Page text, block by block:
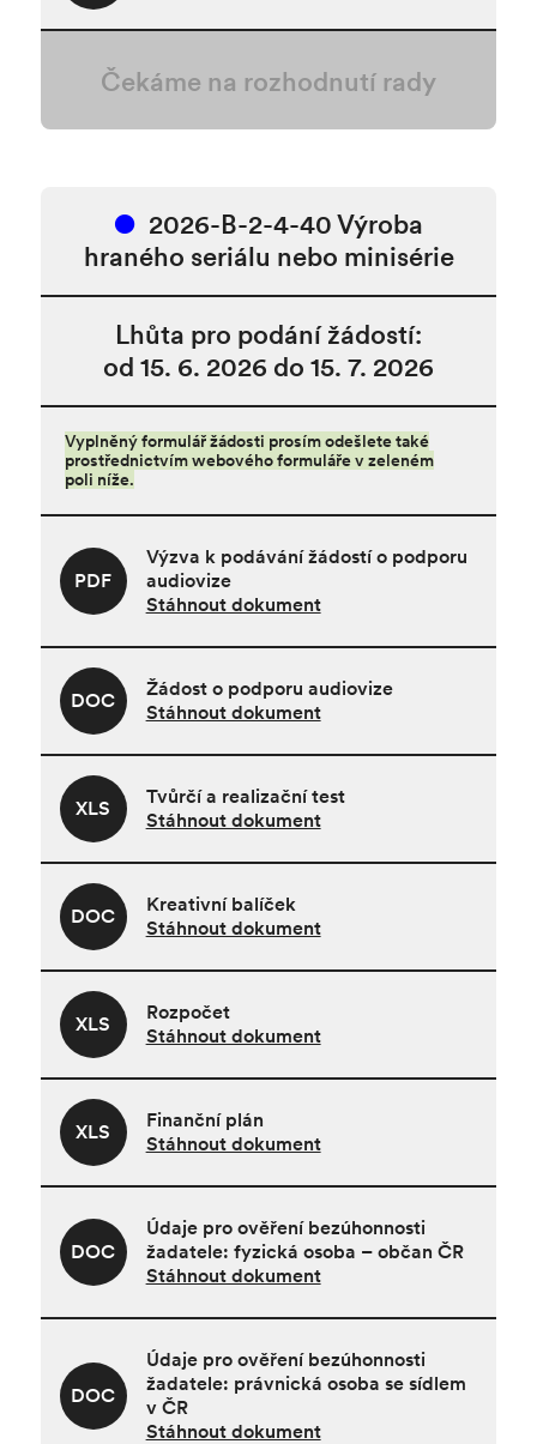
Čekáme na rozhodnutí rady
2026-B-2-4-40 Výroba
hraného seriálu nebo minisérie
Lhůta pro podání žádostí:
od 15. 6. 2026 do 15. 7. 2026
Vyplněný formulář žádosti prosím odešlete také
prostřednictvím webového formuláře v zeleném
poli níže.
Výzva k podávání žádostí o podporu
audiovize
Stáhnout dokument
PDF
Žádost o podporu audiovize
Stáhnout dokument
DOC
Tvůrčí a realizační test
Stáhnout dokument
XLS
Kreativní balíček
Stáhnout dokument
DOC
Rozpočet
Stáhnout dokument
XLS
Finanční plán
Stáhnout dokument
XLS
Údaje pro ověření bezúhonnosti
žadatele: fyzická osoba – občan ČR
Stáhnout dokument
DOC
Údaje pro ověření bezúhonnosti
žadatele: právnická osoba se sídlem
v ČR
Stáhnout dokument
DOC